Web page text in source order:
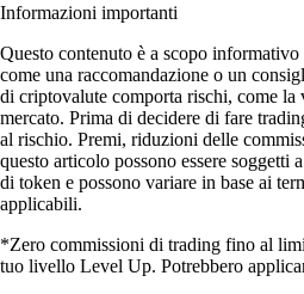
Informazioni importanti
Questo contenuto è a scopo informativo
come una raccomandazione o un
di criptovalute comporta rischi, come
mercato. Prima di decidere di fare
al rischio. Premi, riduzioni delle
questo articolo possono essere soggetti
di token e possono variare in base ai
applicabili.
*Zero commissioni di trading fino al
tuo livello Level Up. Potrebbero